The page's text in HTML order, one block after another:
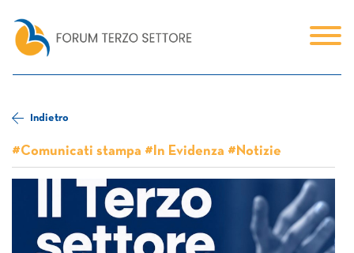
Indietro
#Comunicati stampa #In Evidenza #Notizie